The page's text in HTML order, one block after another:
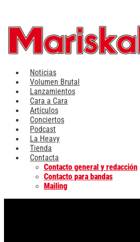
contenido
Noticias
Volumen Brutal
Lanzamientos
Cara a Cara
Artículos
Conciertos
Podcast
La Heavy
Tienda
Contacta
Contacto general y redacción
Contacto para bandas
Mailing